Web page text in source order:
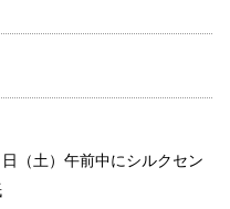
土）午前中にシルクセン